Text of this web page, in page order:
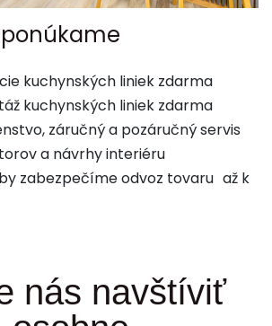
kuchynských liniek zdarma
kuchynských liniek zdarma
záručný a pozáručný servis
a návrhy interiéru
zabezpečíme odvoz tovaru až k
nás navštíviť